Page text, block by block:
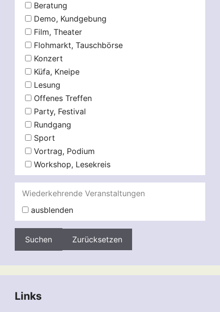
Beratung
Demo, Kundgebung
Film, Theater
Flohmarkt, Tauschbörse
Konzert
Küfa, Kneipe
Lesung
Offenes Treffen
Party, Festival
Rundgang
Sport
Vortrag, Podium
Workshop, Lesekreis
Wiederkehrende Veranstaltungen
ausblenden
Zurücksetzen
Links